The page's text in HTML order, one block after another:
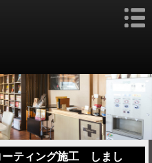
ティング施工 しまし